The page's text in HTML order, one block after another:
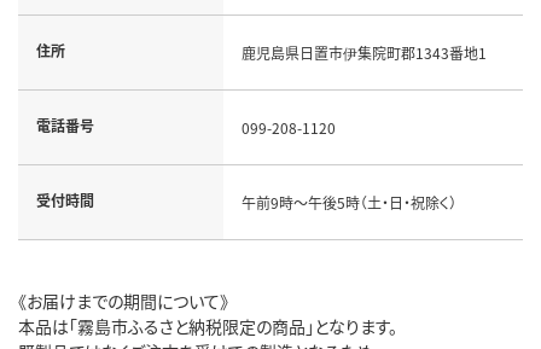
住所 鹿児島県日置市伊集院町郡1343番地1
電話番号 099-208-1120
受付時間 午前9時～午後5時（土・日・祝除く）
《お届けまでの期間について》
本品は「霧島市ふるさと納税限定の商品」となります。